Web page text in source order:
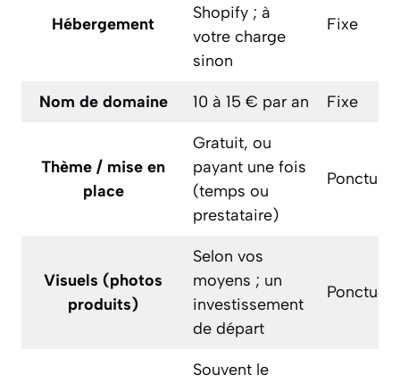
Hébergement
Shopify ; à
votre charge
sinon
Fixe
Nom de domaine 10 à 15 € par an Fixe
Thème / mise en
place
Gratuit, ou
payant une fois
(temps ou
prestataire)
Ponctuel
Visuels (photos
produits)
Selon vos
moyens ; un
investissement
de départ
Ponctuel
Souvent le